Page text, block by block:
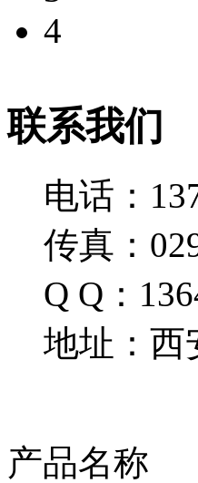
4
联系我们
电话：
传真：
Q Q：
地址：西
产品名称